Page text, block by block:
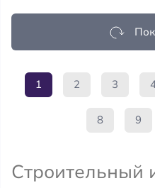
1 2 3
8 9
Строительный